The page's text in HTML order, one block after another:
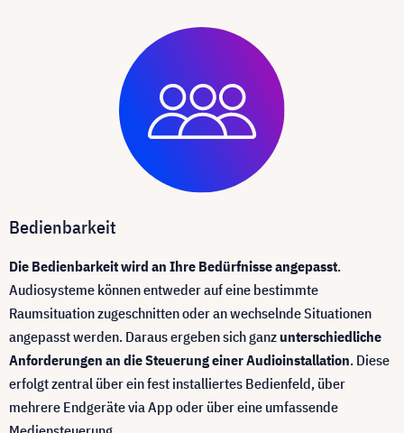
Bedienbarkeit
Die Bedienbarkeit wird an Ihre Bedürfnisse angepasst.
Audiosysteme können entweder auf eine bestimmte
Raumsituation zugeschnitten oder an wechselnde Situationen
angepasst werden. Daraus ergeben sich ganzunterschiedliche
Anforderungen an die Steuerung einer Audioinstallation. Diese
erfolgt zentral über ein fest installiertes Bedienfeld, über
mehrere Endgeräte via App oder über eine umfassende